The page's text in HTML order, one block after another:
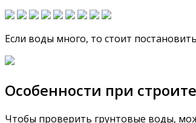
Если воды много, то стоит
Особенности при
Чтобы проверить грунтовые воды,